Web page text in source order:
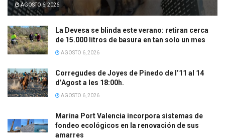
AGOSTO 6, 2026
La Devesa se blinda este verano: retiran cerca
de 15.000 litros de basura en tan solo un mes
AGOSTO 6, 2026
Corregudes de Joyes de Pinedo de l’11 al 14
d’Agost a les 18:00h.
AGOSTO 6, 2026
Marina Port Valencia incorpora sistemas de
fondeo ecológicos en la renovación de sus
amarres